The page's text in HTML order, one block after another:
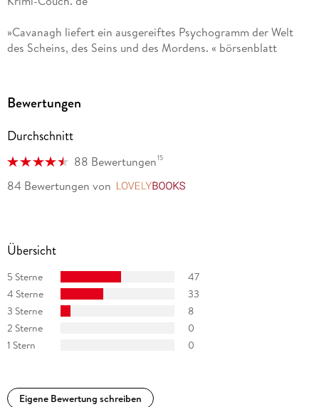
»Cavanagh liefert ein ausgereiftes Psychogramm der Welt
des Scheins, des Seins und des Mordens. « börsenblatt
Bewertungen
Durchschnitt
88 Bewertungen15
84 Bewertungen von
Übersicht
5 Sterne
47
4 Sterne
33
3 Sterne
8
2 Sterne
0
1 Stern
0
Eigene Bewertung schreiben